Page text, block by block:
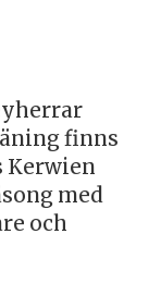
finns
Kerwien
med
och